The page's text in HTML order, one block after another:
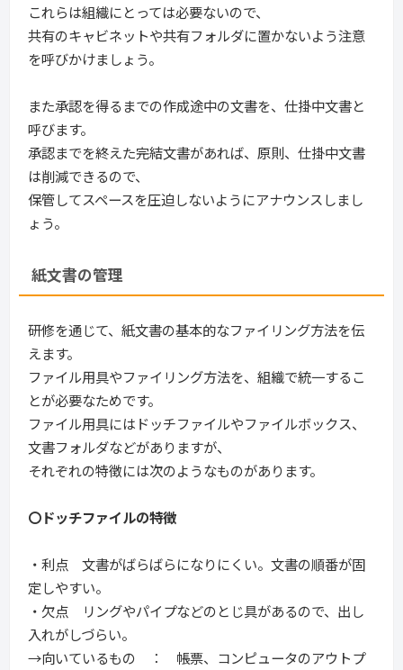
これらは組織にとっては必要ないので、
共有のキャビネットや共有フォルダに置かないよう注意
を呼びかけましょう。
また承認を得るまでの作成途中の文書を、仕掛中文書と
呼びます。
承認までを終えた完結文書があれば、原則、仕掛中文書
は削減できるので、
保管してスペースを圧迫しないようにアナウンスしまし
ょう。
紙文書の管理
研修を通じて、紙文書の基本的なファイリング方法を伝
えます。
ファイル用具やファイリング方法を、組織で統一するこ
とが必要なためです。
ファイル用具にはドッチファイルやファイルボックス、
文書フォルダなどがありますが、
それぞれの特徴には次のようなものがあります。
〇ドッチファイルの特徴
・利点 文書がばらばらになりにくい。文書の順番が固
定しやすい。
・欠点 リングやパイプなどのとじ具があるので、出し
入れがしづらい。
→向いているもの ： 帳票、コンピュータのアウトプ